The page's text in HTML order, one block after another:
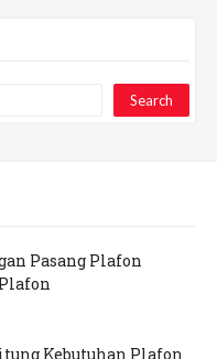
Pasang Plafon
Kebutuhan Plafon